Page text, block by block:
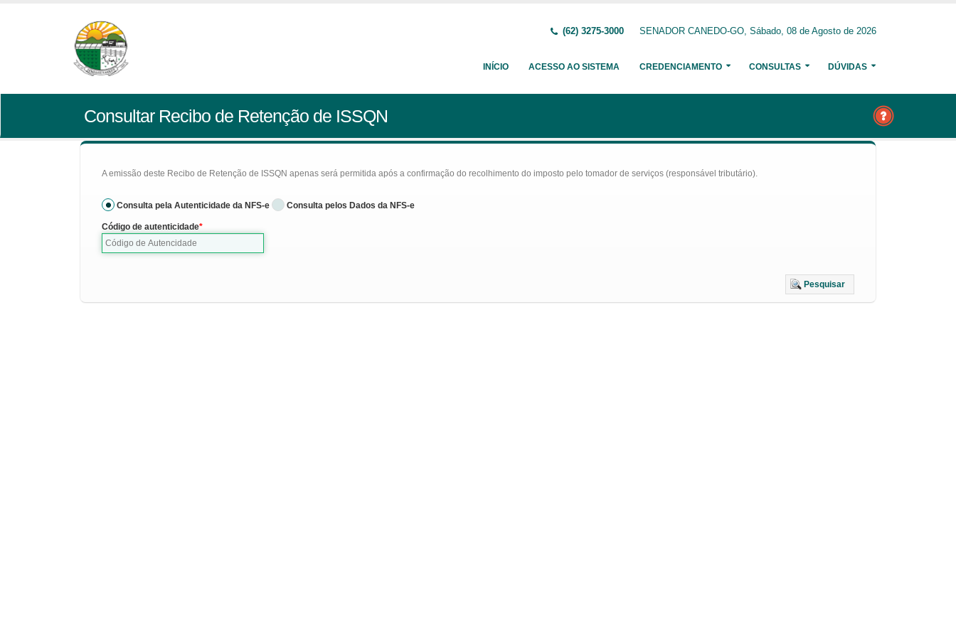
(62) 3275-3000 SENADOR CANEDO-GO, Sábado, 08 de Agosto de 2026
INÍCIO ACESSO AO SISTEMA CREDENCIAMENTO CONSULTAS DÚVIDAS
Consultar Recibo de Retenção de ISSQN
A emissão deste Recibo de Retenção de ISSQN apenas será permitida após a confirmação do recolhimento do imposto pelo tomador de serviços (responsável tributário).
Consulta pela Autenticidade da NFS-e Consulta pelos Dados da NFS-e
Código de autenticidade
Pesquisar